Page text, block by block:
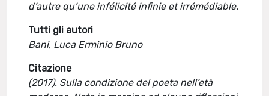
d’autre qu’une infélicité infinie et irrémédiable.
Tutti gli autori
Bani, Luca Erminio Bruno
Citazione
(2017). Sulla condizione del poeta nell’età